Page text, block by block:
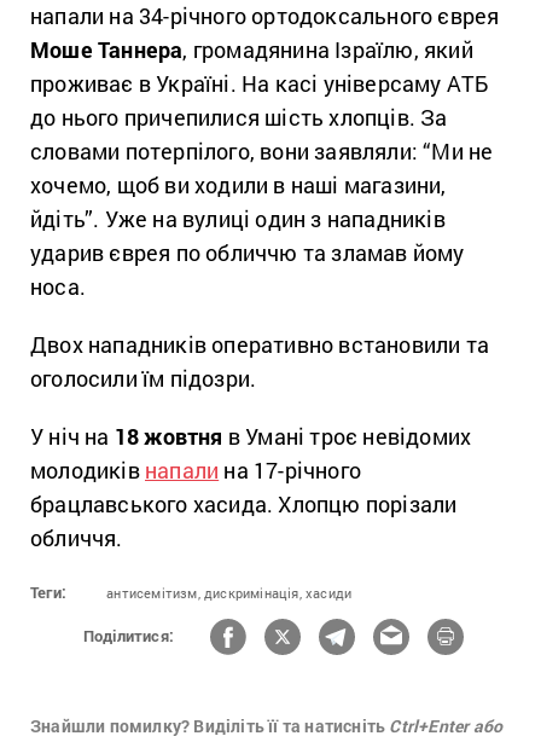
напали на 34-річного ортодоксального єврея
Моше Таннера, громадянина Ізраїлю, який
проживає в Україні. На касі універсаму АТБ
до нього причепилися шість хлопців. За
словами потерпілого, вони заявляли: “Ми не
хочемо, щоб ви ходили в наші магазини,
йдіть”. Уже на вулиці один з нападників
ударив єврея по обличчю та зламав йому
носа.
Двох нападників оперативно встановили та
оголосили їм підозри.
У ніч на 18 жовтня в Умані троє невідомих
молодиків напали на 17-річного
брацлавського хасида. Хлопцю порізали
обличчя.
Теги: антисемітизм, дискримінація, хасиди
Поділитися:
Знайшли помилку? Виділіть її та натисніть Ctrl+Enter або